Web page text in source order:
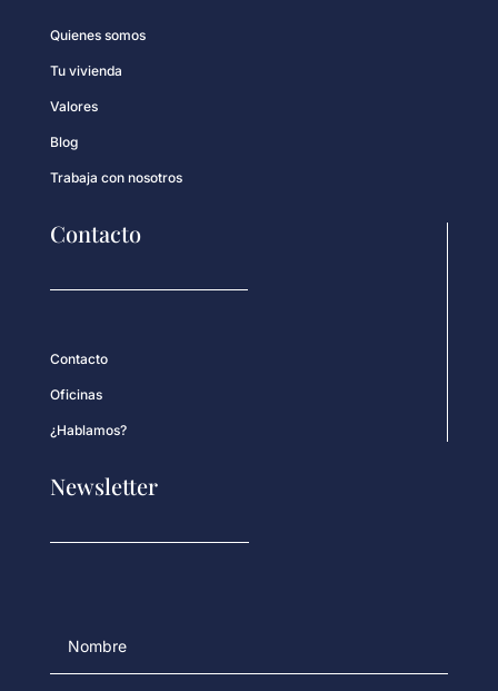
Quienes somos
Tu vivienda
Valores
Blog
Trabaja con nosotros
Contacto
Contacto
Oficinas
¿Hablamos?
Newsletter